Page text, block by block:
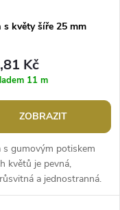
s květy šíře 25 mm
Kč
11 m
ZOBRAZIT
s gumovým potiskem
květů je pevná,
a jednostranná.
Stuhu můžete využít na